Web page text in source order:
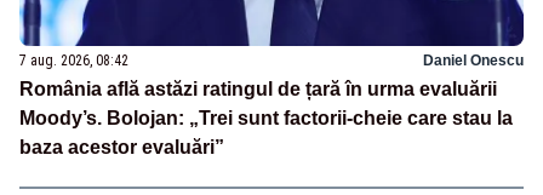
7 aug. 2026, 08:42 Daniel Onescu
România află astăzi ratingul de țară în urma evaluării
Moody’s. Bolojan: „Trei sunt factorii-cheie care stau la
baza acestor evaluări”